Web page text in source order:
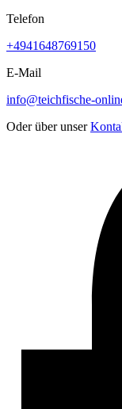
Telefon
+4941648769150
E-Mail
info@teichfische-
Oder über unser